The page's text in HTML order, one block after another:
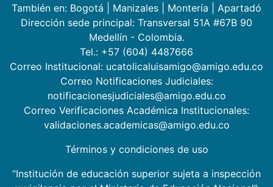
También en: Bogotá Manizales Montería
Apartadó
Dirección sede principal: Transversal 51A #67B 90
Medellín - Colombia.
Tel.: +57 (604) 4487666
Correo Institucional: ucatolicaluisamigo@amigo.edu.co
Correo Notificaciones Judiciales:
notificacionesjudiciales@amigo.edu.co
Correo Verificaciones Académica Institucionales:
validaciones.academicas@amigo.edu.co
Términos y condiciones de uso
“Institución de educación superior sujeta a inspección